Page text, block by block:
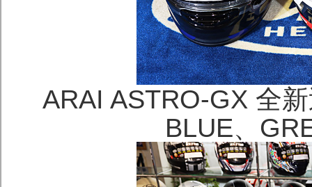
ARAI ASTRO-GX 全
BLUE、